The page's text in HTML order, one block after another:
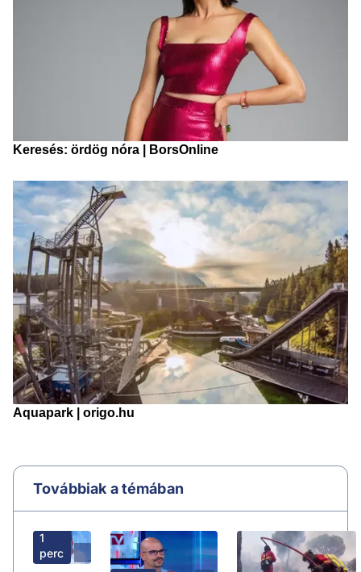
Továbbiak a témában
1
perc